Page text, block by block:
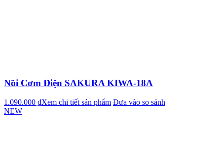
Nồi Cơm Điện SAKURA KIWA-18A
1.090.000 ₫Xem chi tiết sản phẩm Đưa vào so sánh
NEW